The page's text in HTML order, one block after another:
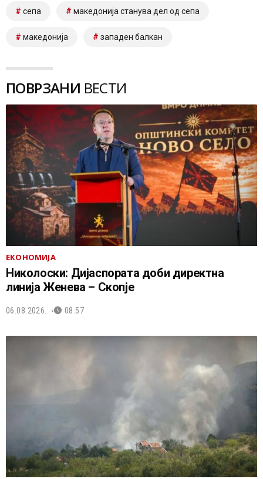
сепа македонија станува дел од сепа
македонија западен балкан
ПОВРЗАНИ ВЕСТИ
ЕКОНОМИЈА
Николоски: Дијаспората доби директна
линија Женева – Скопје
06.08.2026. 08:57